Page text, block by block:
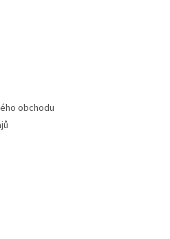
obchodu